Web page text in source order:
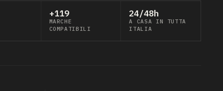
+119
MARCHE
COMPATIBILI
24/48h
A CASA IN TUTTA
ITALIA